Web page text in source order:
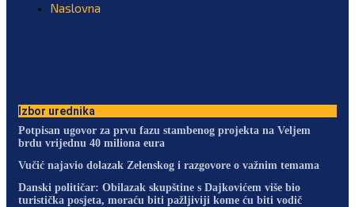
Naslovna
Izbor urednika
Potpisan ugovor za prvu fazu stambenog projekta na Veljem
brdu vrijednu 40 miliona eura
Vučić najavio dolazak Zelenskog i razgovore o važnim temama
Danski političar: Obilazak skupštine s Dajkovićem više bio
turistička posjeta, moraću biti pažljiviji kome ću biti vodič